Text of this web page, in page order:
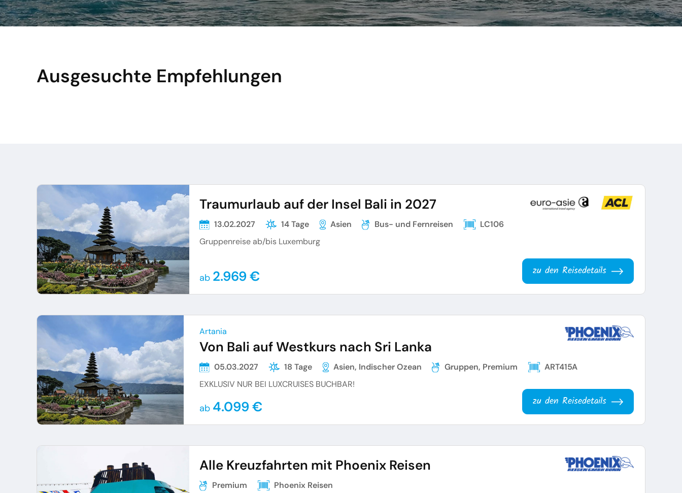
Ausgesuchte Empfehlungen
Traumurlaub auf der Insel Bali in 2027
13.02.2027 14 Tage Asien Bus- und Fernreisen
LC106
Gruppenreise ab/bis Luxemburg
ab 2.969 € zu den Reisedetails
Artania
Von Bali auf Westkurs nach Sri Lanka
05.03.2027 18 Tage Asien, Indischer Ozean Gruppen, Premium
ART415A
EXKLUSIV NUR BEI LUXCRUISES BUCHBAR!
ab 4.099 € zu den Reisedetails
Alle Kreuzfahrten mit Phoenix Reisen
Premium
Phoenix Reisen